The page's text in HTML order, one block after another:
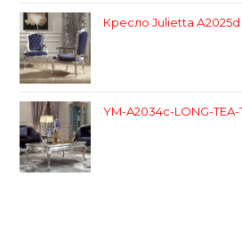
Кресло Julietta А2025d
YM-A2034c-LONG-TEA-